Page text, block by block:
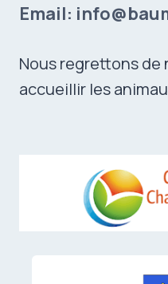
Email:
Nous regrettons de
accueillir les